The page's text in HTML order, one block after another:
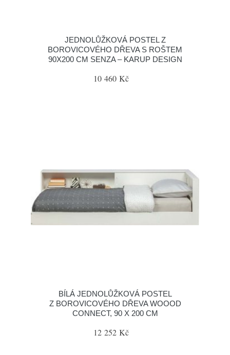
JEDNOLŮŽKOVÁ POSTEL Z
BOROVICOVÉHO DŘEVA S ROŠTEM
90X200 CM SENZA – KARUP DESIGN
10 460 Kč
BÍLÁ JEDNOLŮŽKOVÁ POSTEL
Z BOROVICOVÉHO DŘEVA WOOOD
CONNECT, 90 X 200 CM
12 252 Kč